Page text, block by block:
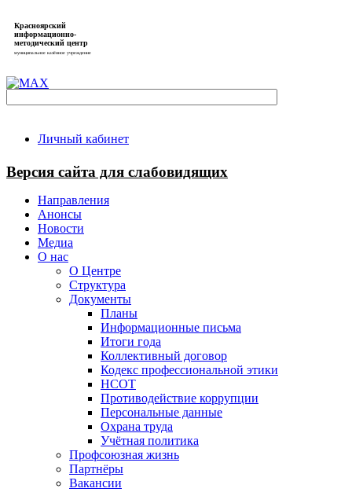
Красноярский
информационно-
методический центр
муниципальное казённое учреждение
Личный кабинет
Версия сайта для слабовидящих
Направления
Анонсы
Новости
Медиа
О нас
О Центре
Структура
Документы
Планы
Информационные письма
Итоги года
Коллективный договор
Кодекс профессиональной этики
НСОТ
Противодействие коррупции
Персональные данные
Охрана труда
Учётная политика
Профсоюзная жизнь
Партнёры
Вакансии